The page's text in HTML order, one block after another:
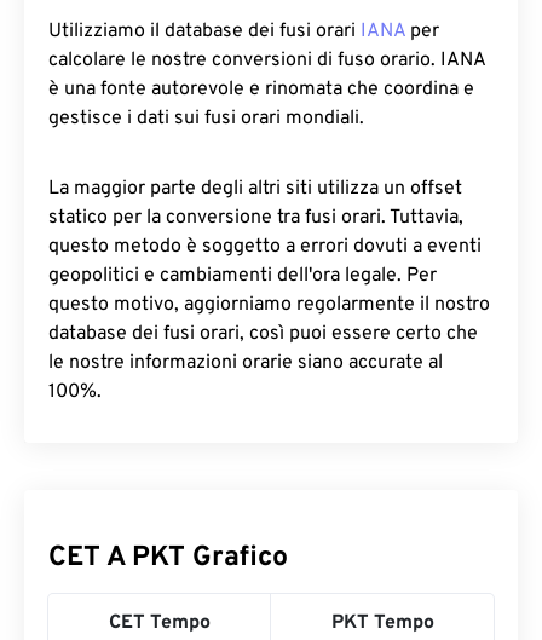
Utilizziamo il database dei fusi orari IANA per
calcolare le nostre conversioni di fuso orario. IANA
è una fonte autorevole e rinomata che coordina e
gestisce i dati sui fusi orari mondiali.
La maggior parte degli altri siti utilizza un offset
statico per la conversione tra fusi orari. Tuttavia,
questo metodo è soggetto a errori dovuti a eventi
geopolitici e cambiamenti dell'ora legale. Per
questo motivo, aggiorniamo regolarmente il nostro
database dei fusi orari, così puoi essere certo che
le nostre informazioni orarie siano accurate al
100%.
CET A PKT Grafico
CET Tempo PKT Tempo